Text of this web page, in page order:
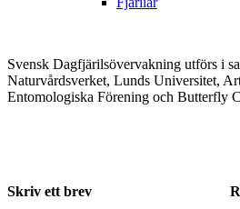
Svensk Dagfjärilsövervakning utförs i
Naturvårdsverket, Lunds Universitet,
Entomologiska Förening och Butterfly
Skriv ett brev